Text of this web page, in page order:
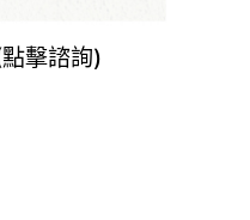
擊諮詢)